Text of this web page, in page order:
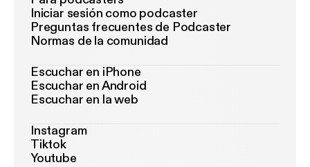
Iniciar sesión como podcaster
Preguntas frecuentes de Podcaster
Normas de la comunidad
Escuchar en iPhone
Escuchar en Android
Escuchar en la web
Instagram
Tiktok
Youtube